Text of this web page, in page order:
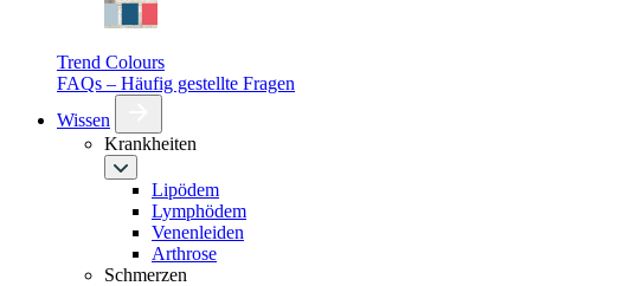
Trend Colours
FAQs – Häufig gestellte Fragen
Wissen
Krankheiten
Lipödem
Lymphödem
Venenleiden
Arthrose
Schmerzen